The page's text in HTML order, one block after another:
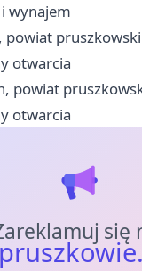
wynajem
pruszkowski
otwarcia
powiat
otwarcia
się